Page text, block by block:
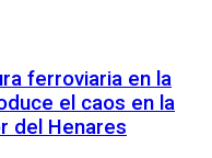
ferroviaria en la
el caos en la
del Henares